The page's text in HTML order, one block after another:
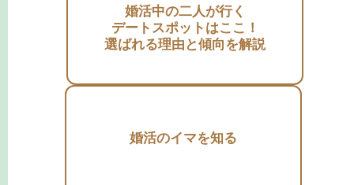
婚活中の二人が行く
デートスポットはここ！
選ばれる理由と傾向を解説
婚活のイマを知る